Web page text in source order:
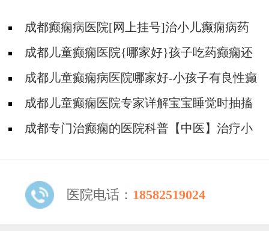
成都癫痫病医院[网上挂号]治小儿癫痫病药
哪个好?
成都儿童癫痫医院{哪家好}孩子吃药癫痫还
发作的原因?
成都儿童癫痫病医院哪家好-小孩子有良性癫
痫可以吃德巴金吗？
成都儿童癫痫医院专家详解宝宝睡觉时抽搐
正常吗?
成都专门治癫痫的医院科普【中医】治疗小
医院电话： 18582519024